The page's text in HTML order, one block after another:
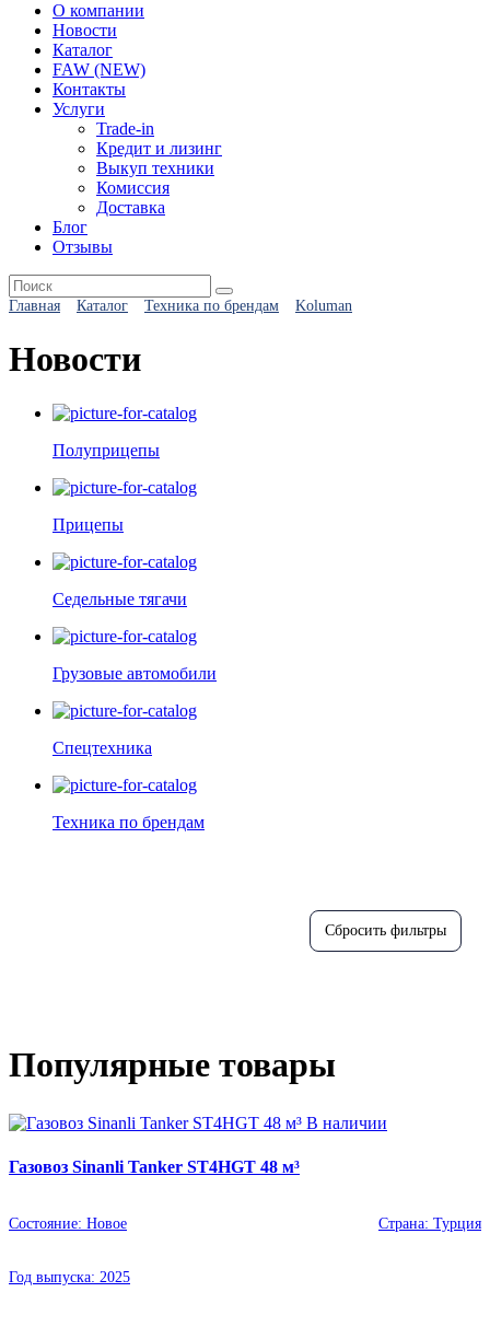
О компании
Новости
Каталог
FAW (NEW)
Контакты
Услуги
Trade-in
Кредит и лизинг
Выкуп техники
Комиссия
Доставка
Блог
Отзывы
Главная Каталог Техника по брендам Koluman
Новости
Полуприцепы
Прицепы
Седельные тягачи
Грузовые автомобили
Спецтехника
Техника по брендам
Популярные товары
В наличии
Газовоз Sinanli Tanker ST4HGT 48 м³
Состояние: Новое Страна: Турция
Год выпуска: 2025